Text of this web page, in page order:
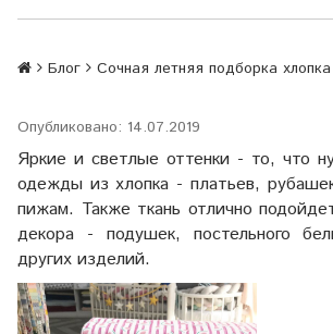
Блог Сочная летняя подборка хлопка
Опубликовано: 14.07.2019
Яркие и светлые оттенки - то, что
одежды из хлопка - платьев,
пижам. Также ткань отлично
декора - подушек, постельного
других изделий.